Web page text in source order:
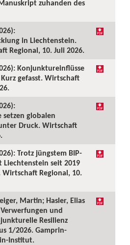
zuhanden des
in Liechtenstein.
Regional, 10. Juli 2026.
Konjunktureinflüsse
gefasst. Wirtschaft
globalen
Druck. Wirtschaft
Trotz jüngstem BIP-
Liechtenstein seit 2019
Regional, 10.
Martin; Hasler, Elias
und
Resilienz
1/2026. Gamprin-
Institut.